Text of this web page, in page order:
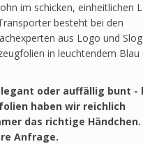
im schicken, einheitlichen
besteht bei den
aus Logo und
in leuchtendem Blau
oder auffällig bunt -
haben wir reichlich
das richtige Händchen.
Anfrage.